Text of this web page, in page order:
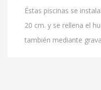
Éstas piscinas se
20 cm. y se rellena el
también mediante